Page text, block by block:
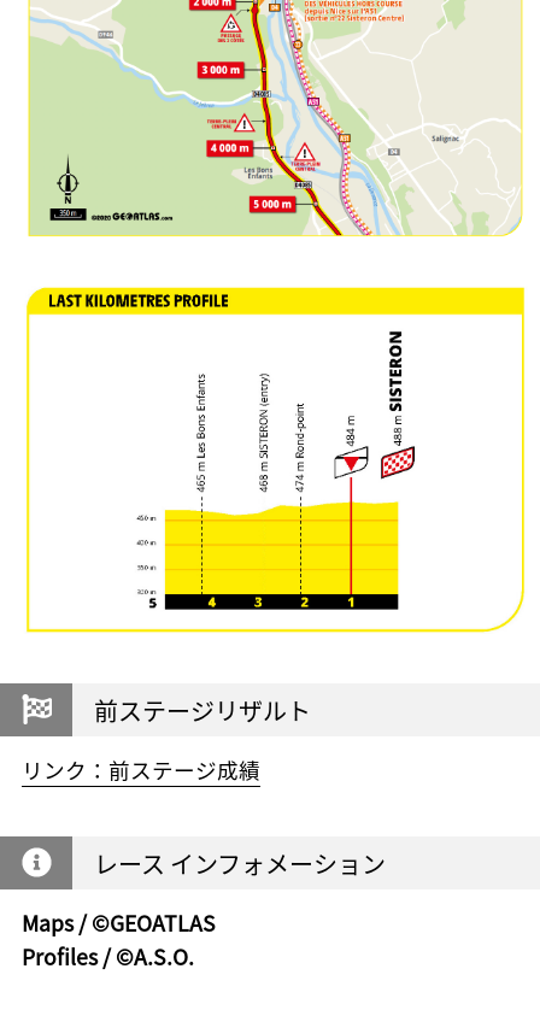
前ステージリザルト
リンク：前ステージ成績
レース インフォメーション
Maps / ©GEOATLAS
Profiles / ©A.S.O.